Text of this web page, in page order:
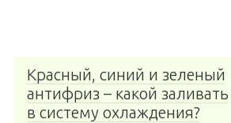
Красный, синий и зеленый
антифриз – какой заливать
в систему охлаждения?